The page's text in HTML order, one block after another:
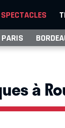
SPECTACLES
PARIS
à